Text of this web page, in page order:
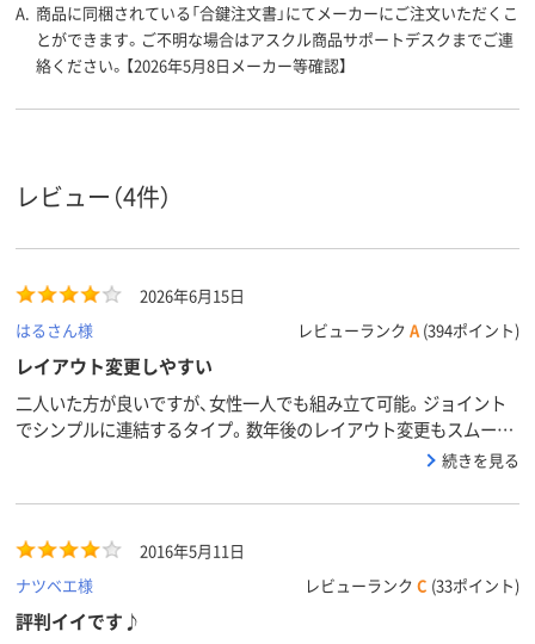
A. 商品に同梱されている「合鍵注文書」にてメーカーにご注文いただくこ
とができます。ご不明な場合はアスクル商品サポートデスクまでご連
絡ください。【2026年5月8日メーカー等確認】
レビュー（4件）
2026年6月15日
はるさん様
レビューランク A (394ポイント)
レイアウト変更しやすい
二人いた方が良いですが、女性一人でも組み立て可能。ジョイント
でシンプルに連結するタイプ。数年後のレイアウト変更もスムー
ズ。扉の内側（鉄板折り曲げ部分）がややざらざらしている、勢いよ
をWeb掲載して欲しいです。
続きを見る
2016年5月11日
ナツベエ様
レビューランク C (33ポイント)
評判イイです♪